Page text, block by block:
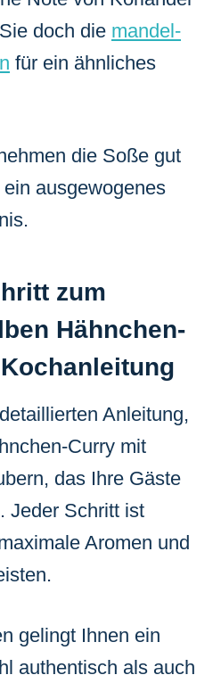
doch die mandel-
für ein ähnliches
die Soße gut
ausgewogenes
zum
Hähnchen-
Anleitung,
Curry mit
das Ihre Gäste
Jeder Schritt ist
Aromen und
gelingt Ihnen ein
authentisch als auch